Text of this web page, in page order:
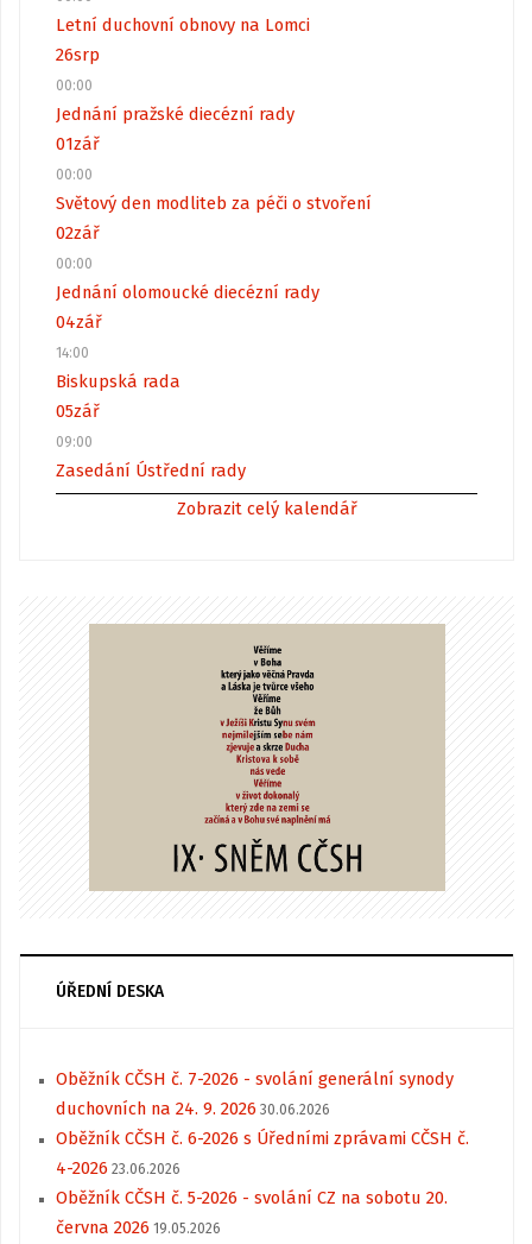
Letní duchovní obnovy na Lomci
26srp
00:00
Jednání pražské diecézní rady
01zář
00:00
Světový den modliteb za péči o stvoření
02zář
00:00
Jednání olomoucké diecézní rady
04zář
14:00
Biskupská rada
05zář
09:00
Zasedání Ústřední rady
Zobrazit celý kalendář
ÚŘEDNÍ DESKA
Oběžník CČSH č. 7-2026 - svolání generální synody
duchovních na 24. 9. 2026 30.06.2026
Oběžník CČSH č. 6-2026 s Úředními zprávami CČSH č.
4-2026 23.06.2026
Oběžník CČSH č. 5-2026 - svolání CZ na sobotu 20.
června 2026 19.05.2026